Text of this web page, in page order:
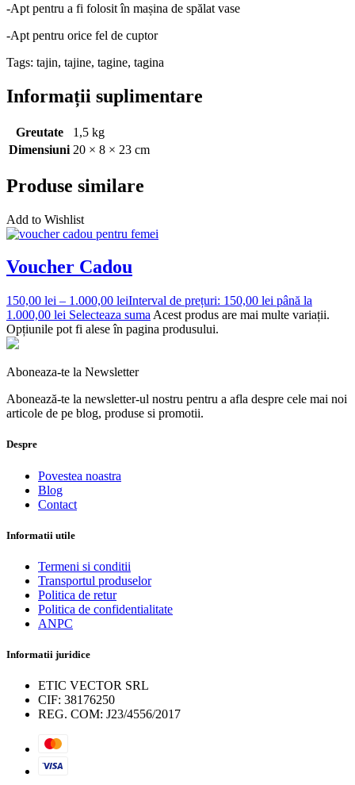
-Apt pentru a fi folosit în mașina de spălat vase
-Apt pentru orice fel de cuptor
Tags: tajin, tajine, tagine, tagina
Informații suplimentare
Greutate
1,5 kg
Dimensiuni 20 × 8 × 23 cm
Produse similare
Add to Wishlist
Voucher Cadou
150,00 lei – 1.000,00 leiInterval de prețuri: 150,00 lei până la
1.000,00 lei Selecteaza suma Acest produs are mai multe variații.
Opțiunile pot fi alese în pagina produsului.
Aboneaza-te la Newsletter
Abonează-te la newsletter-ul nostru pentru a afla despre cele mai noi
articole de pe blog, produse si promotii.
Despre
Povestea noastra
Blog
Contact
Informatii utile
Termeni si conditii
Transportul produselor
Politica de retur
Politica de confidentialitate
ANPC
Informatii juridice
ETIC VECTOR SRL
CIF: 38176250
REG. COM: J23/4556/2017